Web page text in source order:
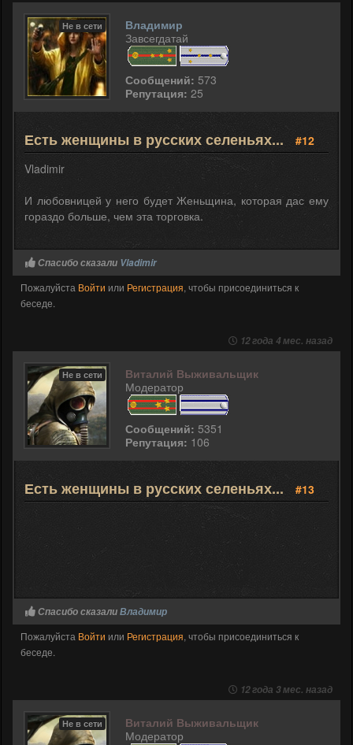
Не в сети
Владимир
Завсегдатай
Сообщений: 573
Репутация: 25
Есть женщины в русских селеньях...
#12
Vladimir
И любовницей у него будет Женьщина, которая дас ему
гораздо больше, чем эта торговка.
Спасибо сказали Vladimir
Пожалуйста Войти или Регистрация, чтобы присоединиться к
беседе.
12 года 4 мес. назад
Не в сети
Виталий Выживальщик
Модератор
Сообщений: 5351
Репутация: 106
Есть женщины в русских селеньях... #13
Спасибо сказалиВладимир
Пожалуйста Войти или Регистрация, чтобы присоединиться к
беседе.
12 года 3 мес. назад
Не в сети
Виталий Выживальщик
Модератор